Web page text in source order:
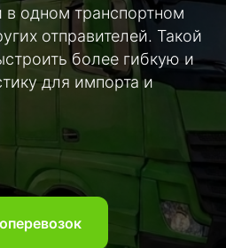
одном транспортном
отправителей. Такой
более гибкую и
для импорта и